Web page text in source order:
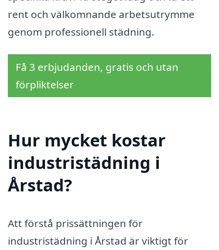
rent och välkomnande arbetsutrymme
genom professionell städning.
Få 3 erbjudanden, gratis och utan
förpliktelser
Hur mycket kostar
industristädning i
Årstad?
Att förstå prissättningen för
industristädning i Årstad är viktigt för